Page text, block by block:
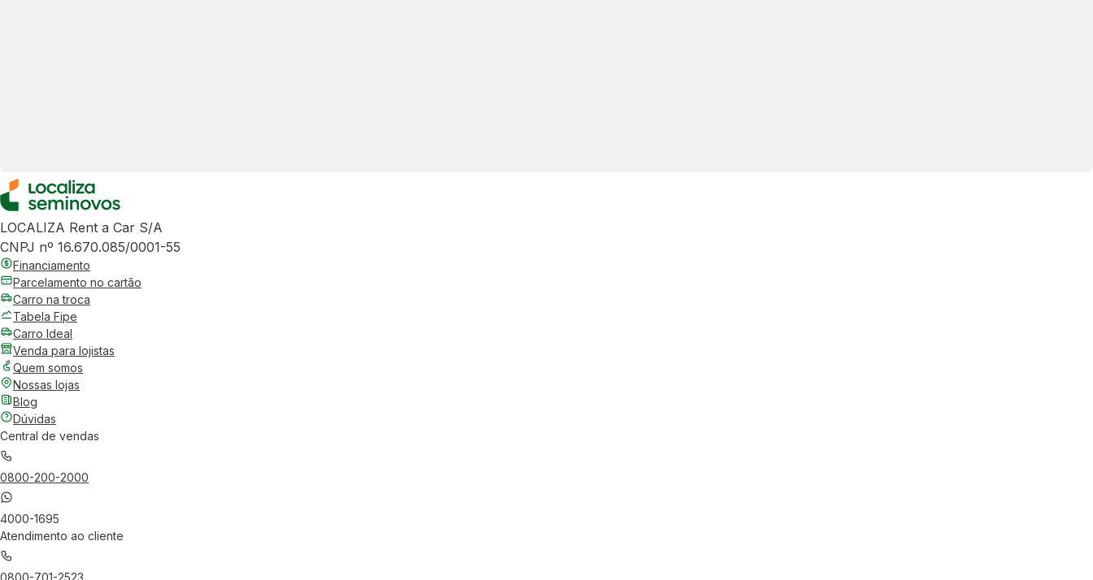
LOCALIZA Rent a Car S/A
CNPJ nº 16.670.085/0001-55
Financiamento
Parcelamento no cartão
Carro na troca
Tabela Fipe
Carro Ideal
Venda para lojistas
Quem somos
Nossas lojas
Blog
Dúvidas
Central de vendas
0800-200-2000
4000-1695
Atendimento ao cliente
0800-701-2523